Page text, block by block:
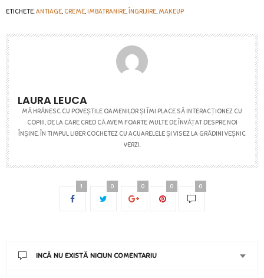
ETICHETE:ANTIAGE,CREME,IMBATRANIRE,ÎNGRIJIRE, MAKEUP
LAURA LEUCA
MĂ HRĂNESC CU POVEȘTILE OAMENILOR ȘI ÎMI PLACE SĂ INTERACȚIONEZ CU
COPIII, DE LA CARE CRED CĂ AVEM FOARTE MULTE DE ÎNVĂȚAT DESPRE NOI
ÎNȘINE. ÎN TIMPUL LIBER COCHETEZ CU ACUARELELE ȘI VISEZ LA GRĂDINI VEȘNIC
VERZI.
1 0 0 0 0
INCĂ NU EXISTĂ NICIUN COMENTARIU